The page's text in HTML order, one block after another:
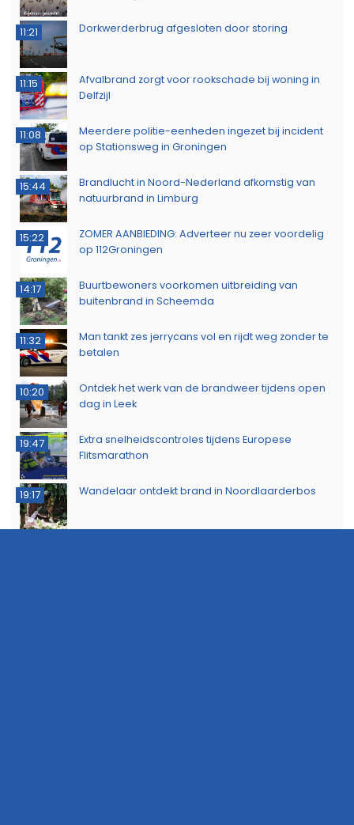
11:21 Dorkwerderbrug afgesloten door storing
11:15
Afvalbrand zorgt voor rookschade bij woning in
Delfzijl
11:08
Meerdere politie-eenheden ingezet bij incident
op Stationsweg in Groningen
15:44
Brandlucht in Noord-Nederland afkomstig van
natuurbrand in Limburg
15:22
ZOMER AANBIEDING: Adverteer nu zeer voordelig
op 112Groningen
14:17
Buurtbewoners voorkomen uitbreiding van
buitenbrand in Scheemda
11:32
Man tankt zes jerrycans vol en rijdt weg zonder te
betalen
10:20
Ontdek het werk van de brandweer tijdens open
dag in Leek
19:47
Extra snelheidscontroles tijdens Europese
Flitsmarathon
19:17 Wandelaar ontdekt brand in Noordlaarderbos